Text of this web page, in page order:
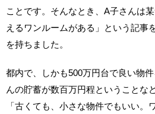
ことです。そんなとき、A子さんは
えるワンルームがある」という記事
を持ちました。
都内で、しかも500万円台で良い物
んの貯蓄が数百万円程ということな
「古くても、小さな物件でもいい。